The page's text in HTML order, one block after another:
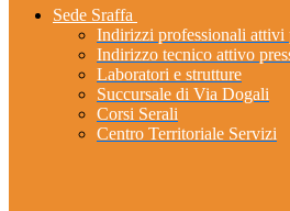
Sede Sraffa
Indirizzi professionali attivi
Indirizzo tecnico attivo
Laboratori e strutture
Succursale di Via Dogali
Corsi Serali
Centro Territoriale Servizi